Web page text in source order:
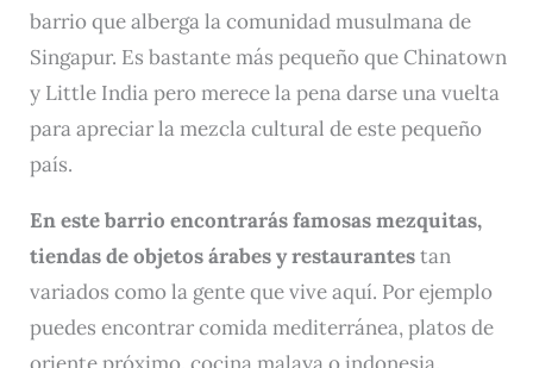
barrio que alberga la comunidad musulmana de
Singapur. Es bastante más pequeño que Chinatown
y Little India pero merece la pena darse una vuelta
para apreciar la mezcla cultural de este pequeño
país.
En este barrio encontrarás famosas mezquitas,
tiendas de objetos árabes y restaurantestan
variados como la gente que vive aquí. Por ejemplo
puedes encontrar comida mediterránea, platos de